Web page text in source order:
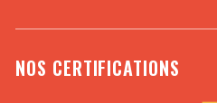
NOS CERTIFICATIONS